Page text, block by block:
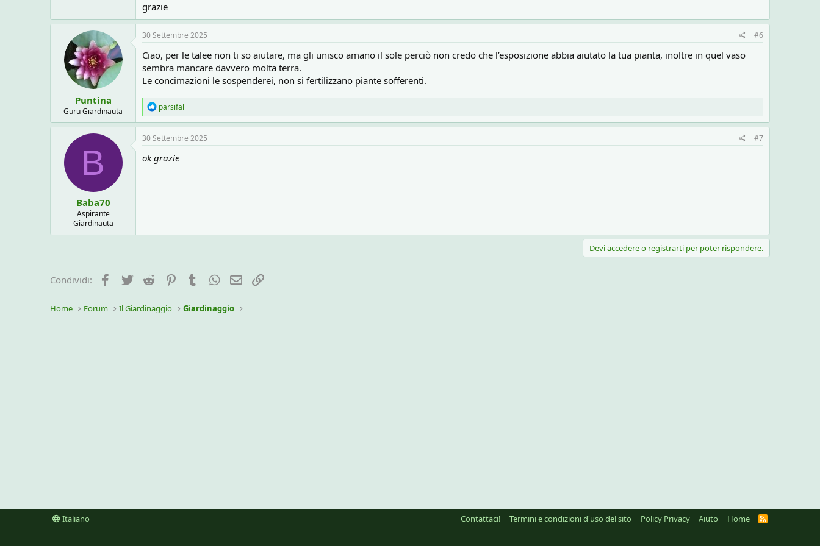
grazie
Puntina
Guru Giardinauta
30 Settembre 2025 #6
Ciao, per le talee non ti so aiutare, ma gli unisco amano il sole perciò non credo che l’esposizione abbia aiutato la tua pianta, inoltre in quel vaso
sembra mancare davvero molta terra.
Le concimazioni le sospenderei, non si fertilizzano piante sofferenti.
R
e
a
c
t
i
o
parsifal
B
Baba70
Aspirante
Giardinauta
30 Settembre 2025 #7
ok grazie
Devi accedere o registrarti per poter rispondere.
Condividi: Facebook
Twitter Reddit PinterestTumblr WhatsApp
e-mail
Home Forum Il Giardinaggio Giardinaggio
Italiano Contattaci! Termini e condizioni d'uso del sito Policy Privacy Aiuto Home
R